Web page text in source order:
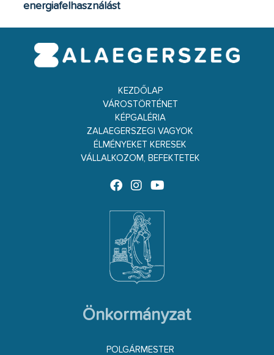
energiafelhasználást
KEZDŐLAP
VÁROSTÖRTÉNET
KÉPGALÉRIA
ZALAEGERSZEGI VAGYOK
ÉLMÉNYEKET KERESEK
VÁLLALKOZOM, BEFEKTETEK
Önkormányzat
POLGÁRMESTER